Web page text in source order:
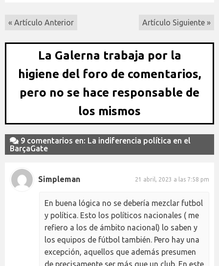
« Artículo Anterior Artículo Siguiente »
La Galerna trabaja por la
higiene del foro de comentarios,
pero no se hace responsable de
los mismos
9 comentarios en: La indiferencia política en el
BarçaGate
Simpleman 21 abril, 2023 a las 7:58 pm
En buena lógica no se debería mezclar futbol
y política. Esto los políticos nacionales ( me
refiero a los de ámbito nacional) lo saben y
los equipos de fútbol también. Pero hay una
excepción, aquellos que además presumen
de precisamente ser más que un club. En este